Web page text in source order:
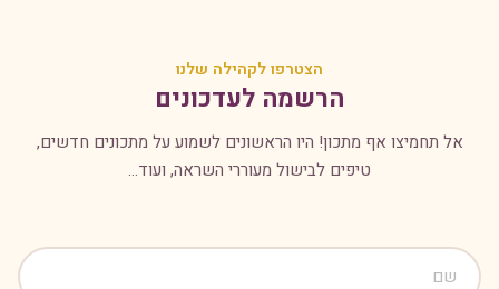
הצטרפו לקהילה שלנו
הרשמה לעדכונים
אל תחמיצו אף מתכון! היו הראשונים לשמוע על מתכונים חדשים,
טיפים לבישול מעוררי השראה, ועוד...